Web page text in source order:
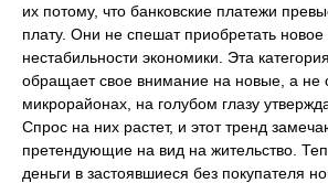
их потому, что банковские платежи
плату. Они не спешат приобретать новое
нестабильности экономики. Эта
обращает свое внимание на новые, а не
микрорайонах, на голубом глазу
Спрос на них растет, и этот тренд
претендующие на вид на жительство.
деньги в застоявшиеся без покупателя